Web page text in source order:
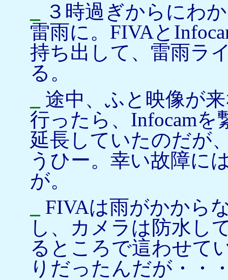
３時過ぎからにわ
雷雨に。FIVAと
持ち出して、雷雨ラ
る。
途中、ふと映像が
行ったら、Infocam
延長していたのだが
うひー。幸い故障に
が。
FIVAは雨がかから
し、カメラは防水し
るところで這わせて
りだったんだが・・